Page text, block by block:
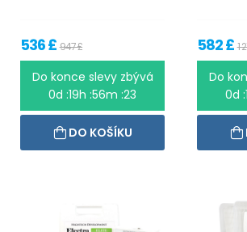
536 £947 £
Do konce slevy zbývá
0d :19h :56m :23
DO KOŠÍKU
582 £1
Do
0d